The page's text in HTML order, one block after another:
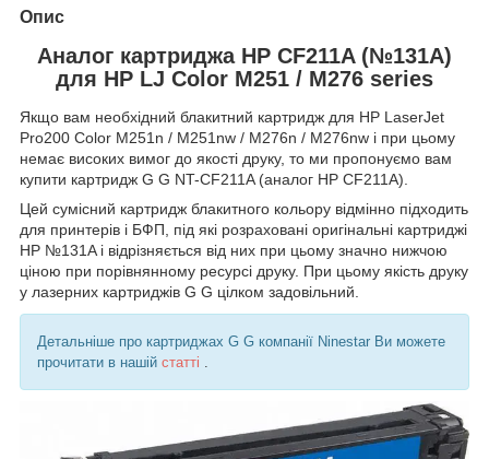
Опис
Аналог картриджа HP CF211A (№131A)
для HP LJ Color M251 / M276 series
Якщо вам необхідний блакитний картридж для HP LaserJet
Pro200 Color M251n / M251nw / M276n / M276nw і при цьому
немає високих вимог до якості друку, то ми пропонуємо вам
купити картридж G G NT-CF211A (аналог HP CF211A).
Цей сумісний картридж блакитного кольору відмінно підходить
для принтерів і БФП, під які розраховані оригінальні картриджі
HP №131A і відрізняється від них при цьому значно нижчою
ціною при порівнянному ресурсі друку. При цьому якість друку
у лазерних картриджів G G цілком задовільний.
Детальніше про картриджах G G компанії Ninestar Ви можете
прочитати в нашій статті .